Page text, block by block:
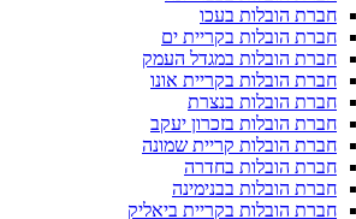
חברת הובלות בעכו
חברת הובלות בקריית ים
חברת הובלות במגדל העמק
חברת הובלות בקריית אונו
חברת הובלות בנצרת
חברת הובלות בזכרון יעקב
חברת הובלות קריית שמונה
חברת הובלות בחדרה
חברת הובלות בבנימינה
חברת הובלות בקריית ביאליק